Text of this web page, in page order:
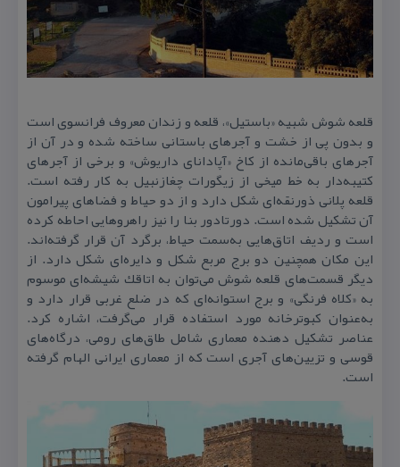
قلعه شوش شبیه «باستیل»، قلعه و زندان معروف فرانسوی است
و بدون پی از خشت‌ و آجرهای باستانی ساخته شده و در آن از
آجرهای باقی‌مانده از كاخ «آپادانای داریوش» و برخی از آجرهای
كتیبه‌دار به خط میخی از زیگورات چغازنبیل به كار رفته است.
قلعه پلانی ذورنقه‌ای شكل دارد و از دو حیاط و فضاهای پیرامون
آن تشكیل شده است. دورتادور بنا را نیز راهروهایی احاطه كرده
است و ردیف اتاق‌هایی به‌سمت حیاط، برگرد آن قرار گرفته‌اند.
این مكان همچنین دو برج مربع شكل و دایره‌ای شكل دارد. از
دیگر قسمت‌های قلعه شوش می‌توان به اتاقك شیشه‌ای موسوم
به «كلاه فرنگی» و برج استوانه‌ای كه در ضلع غربی قرار دارد و
به‌عنوان كبوترخانه مورد استفاده قرار می‌گرفت، اشاره كرد.
عناصر تشكیل دهنده معماری شامل طاق‌های رومی، درگاه‌های
قوسی و تزیین‌های آجری است كه از معماری ایرانی الهام گرفته
است.